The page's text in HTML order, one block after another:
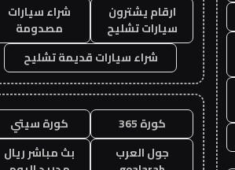
ارقام يشترون
سيارات تشليح
شراء سيارات
مصدومة
شراء سيارات قديمة تشليح
كورة 365
كورة سيتي
جول العرب
بث مباشر ريال